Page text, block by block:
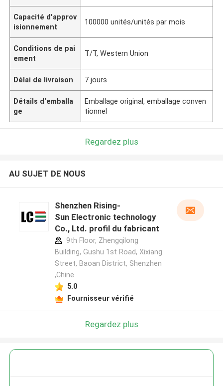
Capacité d'approv
isionnement
100000 unités/unités par mois
Conditions de pai
ement
T/T, Western Union
Délai de livraison 7 jours
Détails d'emballa
ge
Emballage original, emballage conven
tionnel
Regardez plus
AU SUJET DE NOUS
Shenzhen Rising-
Sun Electronic technology
Co., Ltd. profil du fabricant
9th Floor, Zhengqilong
Building, Gushu 1st Road, Xixiang
Street, Baoan District, Shenzhen
,Chine
5.0
Fournisseur vérifié
Regardez plus